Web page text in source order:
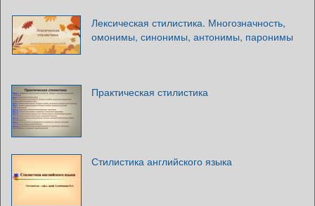
Лексическая стилистика. Многозначность,
омонимы, синонимы, антонимы, паронимы
Практическая стилистика
Стилистика английского языка